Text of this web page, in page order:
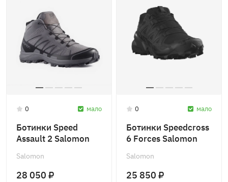
0
Ботинки Speed
Assault 2 Salomon
Salomon
28 050 ₽
мало 0
Ботинки Speedcross
6 Forces Salomon
Salomon
25 850 ₽
мало